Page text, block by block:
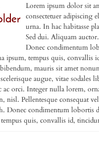
Lorem ipsum dolor sit
consectetuer adipiscing
urna. In hac habitasse
Sed dui. Aliquam
Donec condimentum
ipsum, tempus quis, convallis
mauris sit amet
augue, vitae sodales
ac orci. Integer nulla lorem,
nisl. Pellentesque consequat
Donec condimentum lobortis
quis, convallis id,